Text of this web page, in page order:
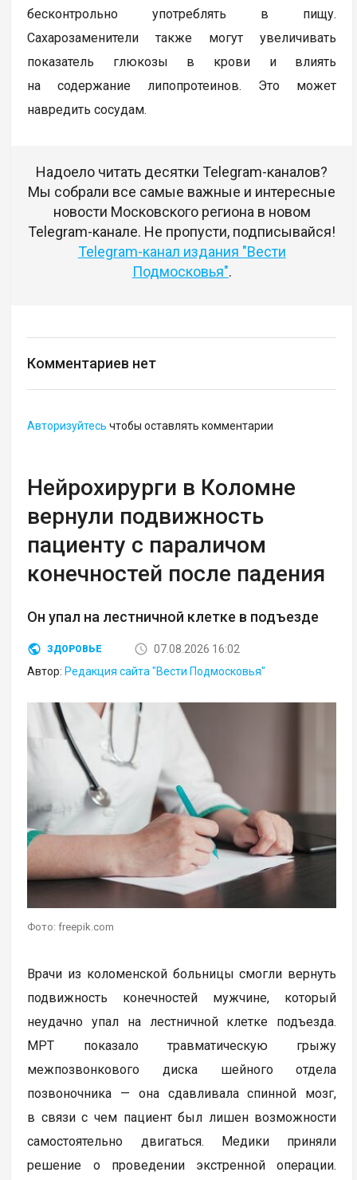
бесконтрольно употреблять в пищу.
Сахарозаменители также могут увеличивать
показатель глюкозы в крови и влиять
на содержание липопротеинов. Это может
навредить сосудам.
Надоело читать десятки Telegram-каналов?
Мы собрали все самые важные и интересные
новости Московского региона в новом
Telegram-канале. Не пропусти, подписывайся!
Telegram-канал издания "Вести
Подмосковья".
Комментариев нет
Авторизуйтесь чтобы оставлять комментарии
Нейрохирурги в Коломне
вернули подвижность
пациенту с параличом
конечностей после падения
Он упал на лестничной клетке в подъезде
ЗДОРОВЬЕ
07.08.2026 16:02
Автор: Редакция сайта "Вести Подмосковья"
Фото: freepik.com
Врачи из коломенской больницы смогли вернуть
подвижность конечностей мужчине, который
неудачно упал на лестничной клетке подъезда.
МРТ показало травматическую грыжу
межпозвонкового диска шейного отдела
позвоночника — она сдавливала спинной мозг,
в связи с чем пациент был лишен возможности
самостоятельно двигаться. Медики приняли
решение о проведении экстренной операции.